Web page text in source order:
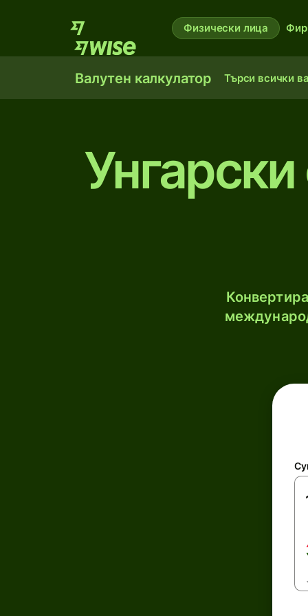
Физически лица
Валутен калкулатор Търси всички